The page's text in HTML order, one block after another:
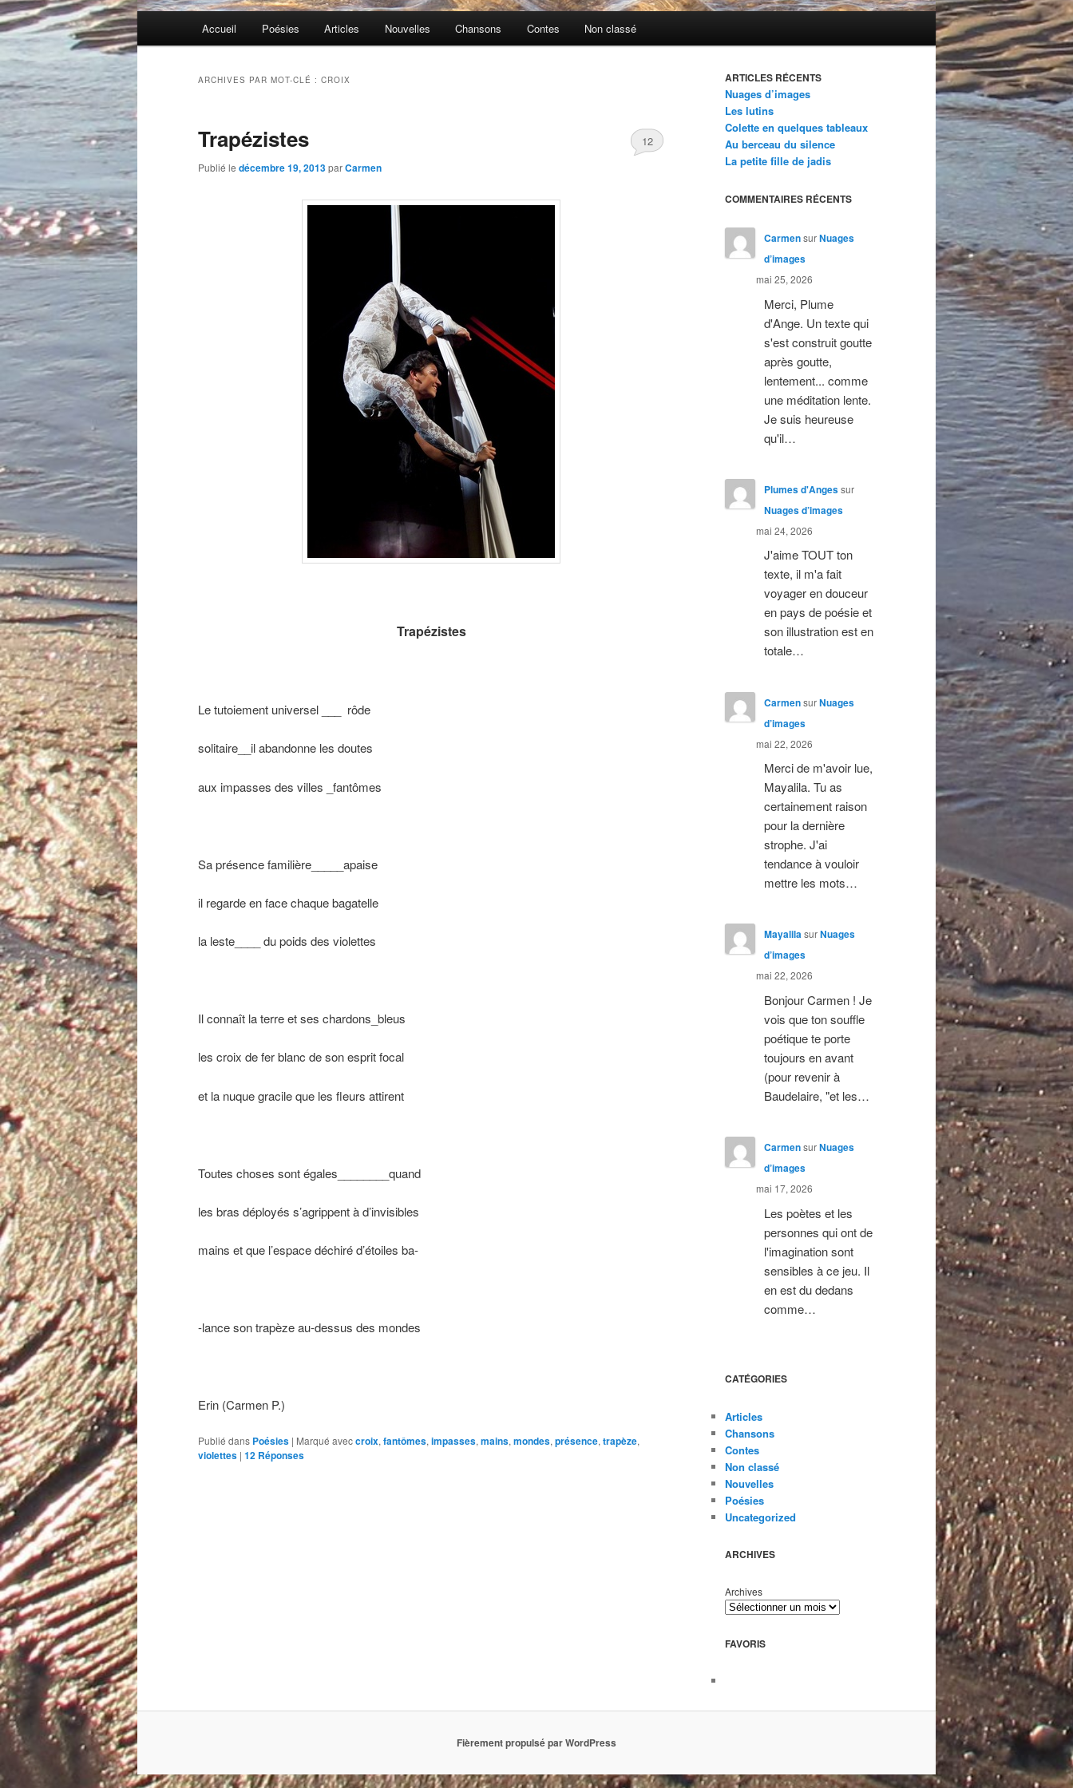
Accueil Poésies Articles Nouvelles Chansons Contes Non classé
ARCHIVES PAR MOT-CLÉ : CROIX
Trapézistes
Publié le décembre 19, 2013parCarmen
12
Trapézistes
Le tutoiement universel ___ rôde
solitaire__il abandonne les doutes
aux impasses des villes _fantômes
Sa présence familière_____apaise
il regarde en face chaque bagatelle
la leste____ du poids des violettes
Il connaît la terre et ses chardons_bleus
les croix de fer blanc de son esprit focal
et la nuque gracile que les fleurs attirent
Toutes choses sont égales________quand
les bras déployés s’agrippent à d’invisibles
mains et que l’espace déchiré d’étoiles ba-
-lance son trapèze au-dessus des mondes
Erin (Carmen P.)
Publié dans Poésies | Marqué aveccroix, fantômes, impasses, mains, mondes, présence, trapèze,
violettes | 12 Réponses
ARTICLES RÉCENTS
Nuages d’images
Les lutins
Colette en quelques tableaux
Au berceau du silence
La petite fille de jadis
COMMENTAIRES RÉCENTS
CarmensurNuages
d’images
mai 25, 2026
Merci, Plume
d'Ange. Un texte qui
s'est construit goutte
après goutte,
lentement... comme
une méditation lente.
Je suis heureuse
qu'il…
Plumes d'Angessur
Nuages d’images
mai 24, 2026
J'aime TOUT ton
texte, il m'a fait
voyager en douceur
en pays de poésie et
son illustration est en
totale…
CarmensurNuages
d’images
mai 22, 2026
Merci de m'avoir lue,
Mayalila. Tu as
certainement raison
pour la dernière
strophe. J'ai
tendance à vouloir
mettre les mots…
MayalilasurNuages
d’images
mai 22, 2026
Bonjour Carmen ! Je
vois que ton souffle
poétique te porte
toujours en avant
(pour revenir à
Baudelaire, "et les…
CarmensurNuages
d’images
mai 17, 2026
Les poètes et les
personnes qui ont de
l'imagination sont
sensibles à ce jeu. Il
en est du dedans
comme…
CATÉGORIES
Articles
Chansons
Contes
Non classé
Nouvelles
Poésies
Uncategorized
ARCHIVES
Archives
FAVORIS
Fièrement propulsé par WordPress